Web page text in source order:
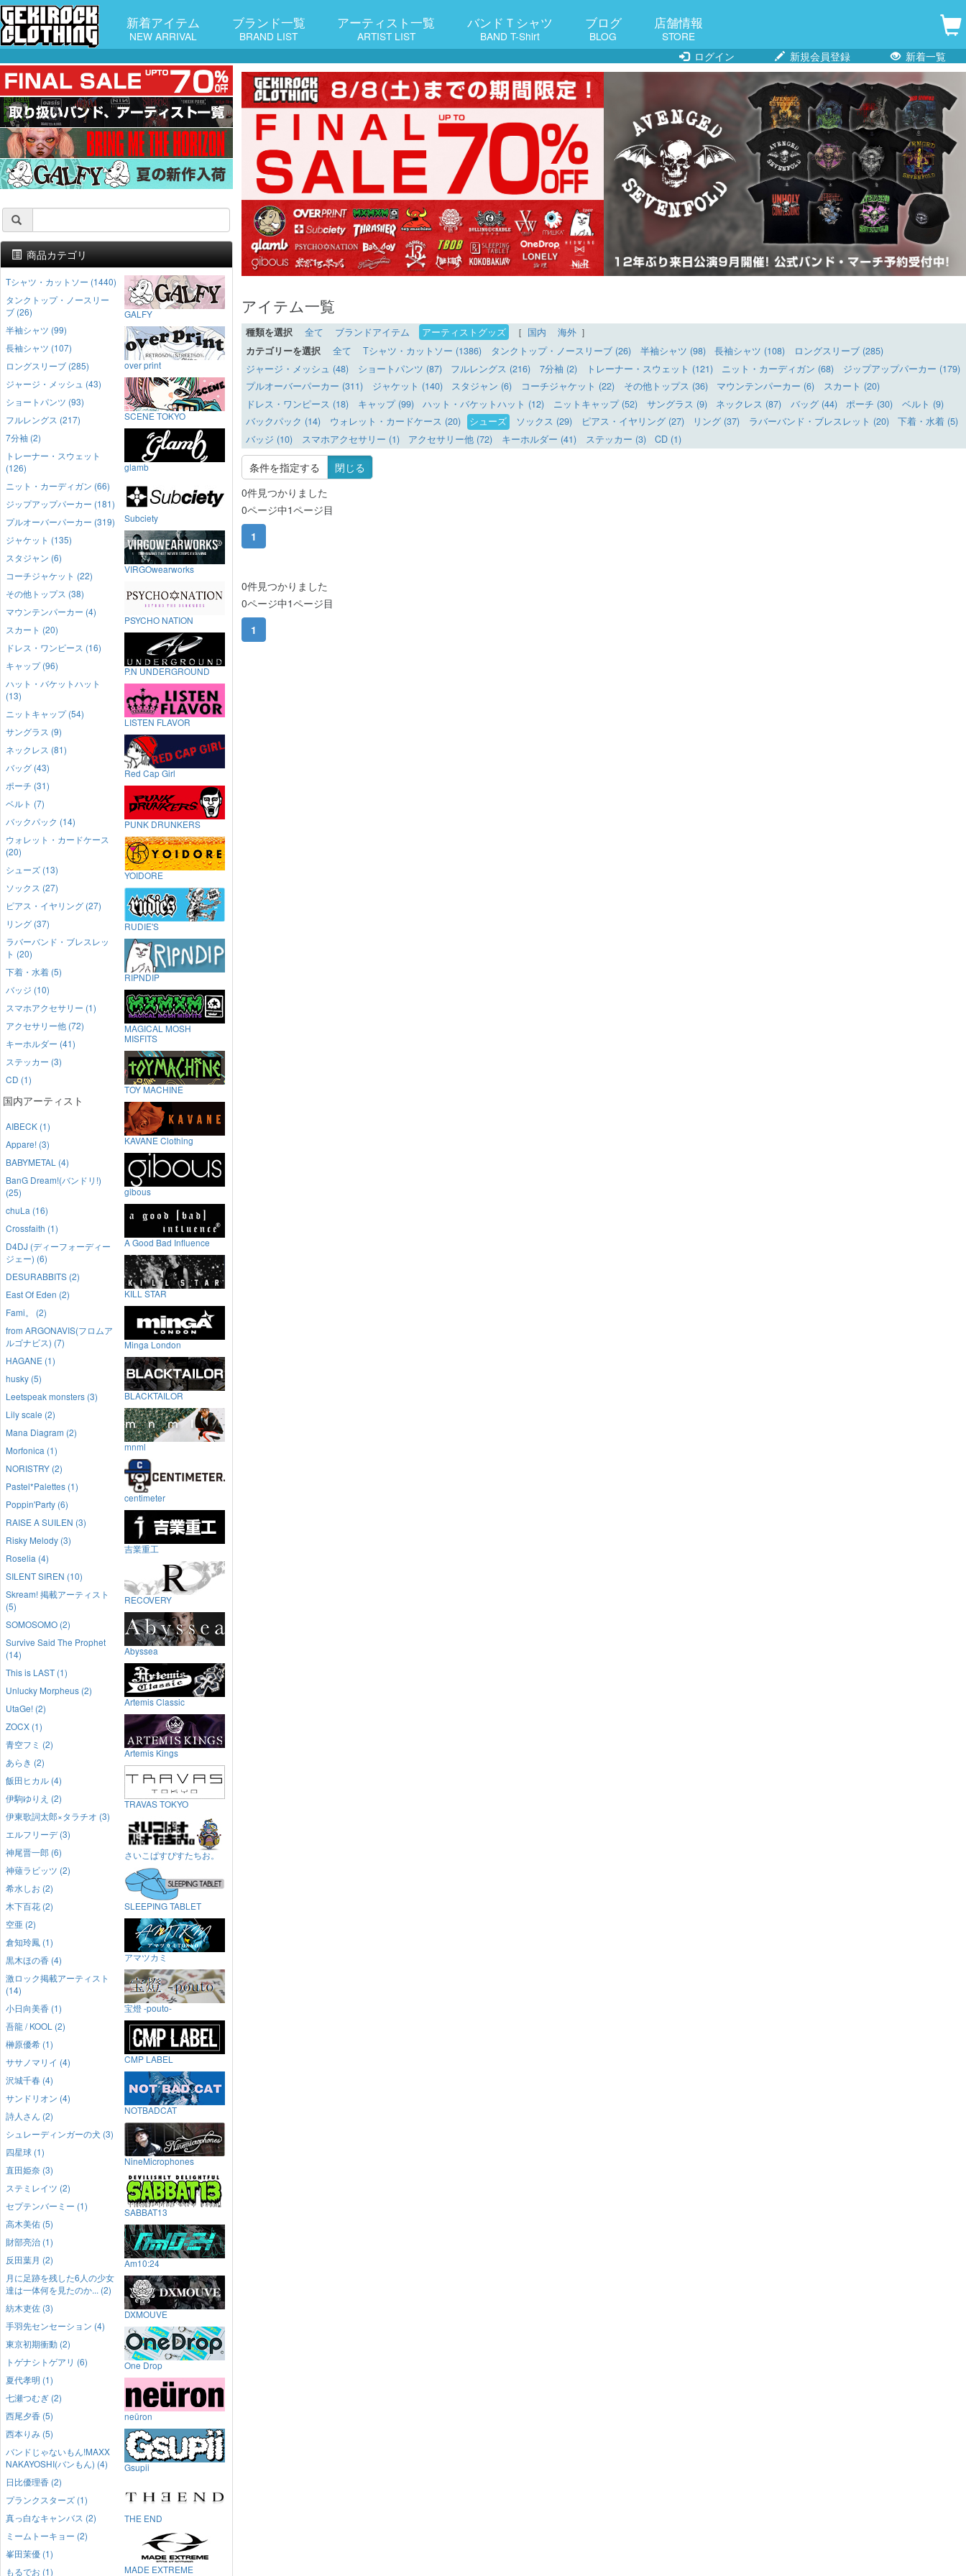
新着アイテム
NEW ARRIVAL
ブランド一覧
BRAND LIST
アーティスト一覧
ARTIST LIST
バンドＴシャツ
BAND T-Shirt
ブログ
BLOG
店舗情報
STORE
ログイン
新規会員登録 新着一覧
アイテム一覧
種類を選択 全て ブランドアイテム アーティストグッズ ［ 国内 海外 ］
カテゴリーを選択
全て Tシャツ・カットソー (1386) タンクトップ・ノースリーブ (26) 半袖シャツ (98) 長袖シャツ (108)
ロングスリーブ (285)
ジャージ・メッシュ (48)
ショートパンツ (87) フルレングス (216) 7分袖 (2) トレーナー・スウェット (121) ニット・カーディガン (68)
ジップアップパーカー (179)
プルオーバーパーカー (311)
ジャケット (140) スタジャン (6) コーチジャケット (22) その他トップス (36) マウンテンパーカー (6)
スカート (20)
ドレス・ワンピース (18)
キャップ (99) ハット・バケットハット (12) ニットキャップ (52) サングラス (9) ネックレス (87) バッグ (44) ポーチ (30)
ベルト (9)
バックパック (14)
ウォレット・カードケース (20) シューズ ソックス (29) ピアス・イヤリング (27) リング (37) ラバーバンド・ブレスレット (20)
下着・水着 (5)
バッジ (10)
スマホアクセサリー (1) アクセサリー他 (72) キーホルダー (41) ステッカー (3) CD (1)
条件を指定する
閉じる
0件見つかりました
0ページ中1ページ目
1
0件見つかりました
0ページ中1ページ目
1
商品カテゴリ
Tシャツ・カットソー (1440)
タンクトップ・ノースリー
ブ (26)
半袖シャツ (99)
長袖シャツ (107)
ロングスリーブ (285)
ジャージ・メッシュ (43)
ショートパンツ (93)
フルレングス (217)
7分袖 (2)
トレーナー・スウェット
(126)
ニット・カーディガン (66)
ジップアップパーカー (181)
プルオーバーパーカー (319)
ジャケット (135)
スタジャン (6)
コーチジャケット (22)
その他トップス (38)
マウンテンパーカー (4)
スカート (20)
ドレス・ワンピース (16)
キャップ (96)
ハット・バケットハット
(13)
ニットキャップ (54)
サングラス (9)
ネックレス (81)
バッグ (43)
ポーチ (31)
ベルト (7)
バックパック (14)
ウォレット・カードケース
(20)
シューズ (13)
ソックス (27)
ピアス・イヤリング (27)
リング (37)
ラバーバンド・ブレスレッ
ト (20)
下着・水着 (5)
バッジ (10)
スマホアクセサリー (1)
アクセサリー他 (72)
キーホルダー (41)
ステッカー (3)
CD (1)
国内アーティスト
AIBECK (1)
Appare! (3)
BABYMETAL (4)
BanG Dream!(バンドリ!)
(25)
chuLa (16)
Crossfaith (1)
D4DJ (ディーフォーディー
ジェー) (6)
DESURABBITS (2)
East Of Eden (2)
Fami。 (2)
from ARGONAVIS(フロムア
ルゴナビス) (7)
HAGANE (1)
husky (5)
Leetspeak monsters (3)
Lily scale (2)
Mana Diagram (2)
Morfonica (1)
NORISTRY (2)
Pastel*Palettes (1)
Poppin'Party (6)
RAISE A SUILEN (3)
Risky Melody (3)
Roselia (4)
SILENT SIREN (10)
Skream! 掲載アーティスト
(5)
SOMOSOMO (2)
Survive Said The Prophet
(14)
This is LAST (1)
Unlucky Morpheus (2)
UtaGe! (2)
ZOCX (1)
青空フミ (2)
あらき (2)
飯田ヒカル (4)
伊駒ゆりえ (2)
伊東歌詞太郎×タラチオ (3)
エルフリーデ (3)
神尾晋一郎 (6)
神薙ラビッツ (2)
希水しお (2)
木下百花 (2)
空亜 (2)
倉知玲鳳 (1)
黒木ほの香 (4)
激ロック掲載アーティスト
(14)
小日向美香 (1)
吾龍 / KOOL (2)
榊原優希 (1)
ササノマリイ (4)
沢城千春 (4)
サンドリオン (4)
詩人さん (2)
シュレーディンガーの犬 (3)
四星球 (1)
直田姫奈 (3)
ステミレイツ (2)
セプテンバーミー (1)
高木美佑 (5)
財部亮治 (1)
反田葉月 (2)
月に足跡を残した6人の少女
達は一体何を見たのか... (2)
紡木吏佐 (3)
手羽先センセーション (4)
東京初期衝動 (2)
トゲナシトゲアリ (6)
夏代孝明 (1)
七瀬つむぎ (2)
西尾夕香 (5)
西本りみ (5)
バンドじゃないもん!MAXX
NAKAYOSHI(バンもん) (4)
日比優理香 (2)
プランクスターズ (1)
真っ白なキャンバス (2)
ミームトーキョー (2)
峯田茉優 (1)
もるでお (1)
GALFY
over print
SCENE TOKYO
glamb
Subciety
VIRGOwearworks
PSYCHO NATION
P.N UNDERGROUND
LISTEN FLAVOR
Red Cap Girl
PUNK DRUNKERS
YOIDORE
RUDIE'S
RIPNDIP
MAGICAL MOSH
MISFITS
TOY MACHINE
KAVANE Clothing
gibous
A Good Bad Influence
KILL STAR
Minga London
BLACKTAILOR
mnml
centimeter
吉業重工
RECOVERY
Abyssea
Artemis Classic
Artemis Kings
TRAVAS TOKYO
さいこぱすぴすたちお。
SLEEPING TABLET
アマツカミ
宝燈 -pouto-
CMP LABEL
NOTBADCAT
NineMicrophones
SABBAT13
Am10:24
DXMOUVE
One Drop
neüron
Gsupii
THE END
MADE EXTREME